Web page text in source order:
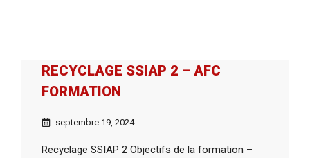
RECYCLAGE SSIAP 2 – AFC
FORMATION
septembre 19, 2024
Recyclage SSIAP 2 Objectifs de la formation –